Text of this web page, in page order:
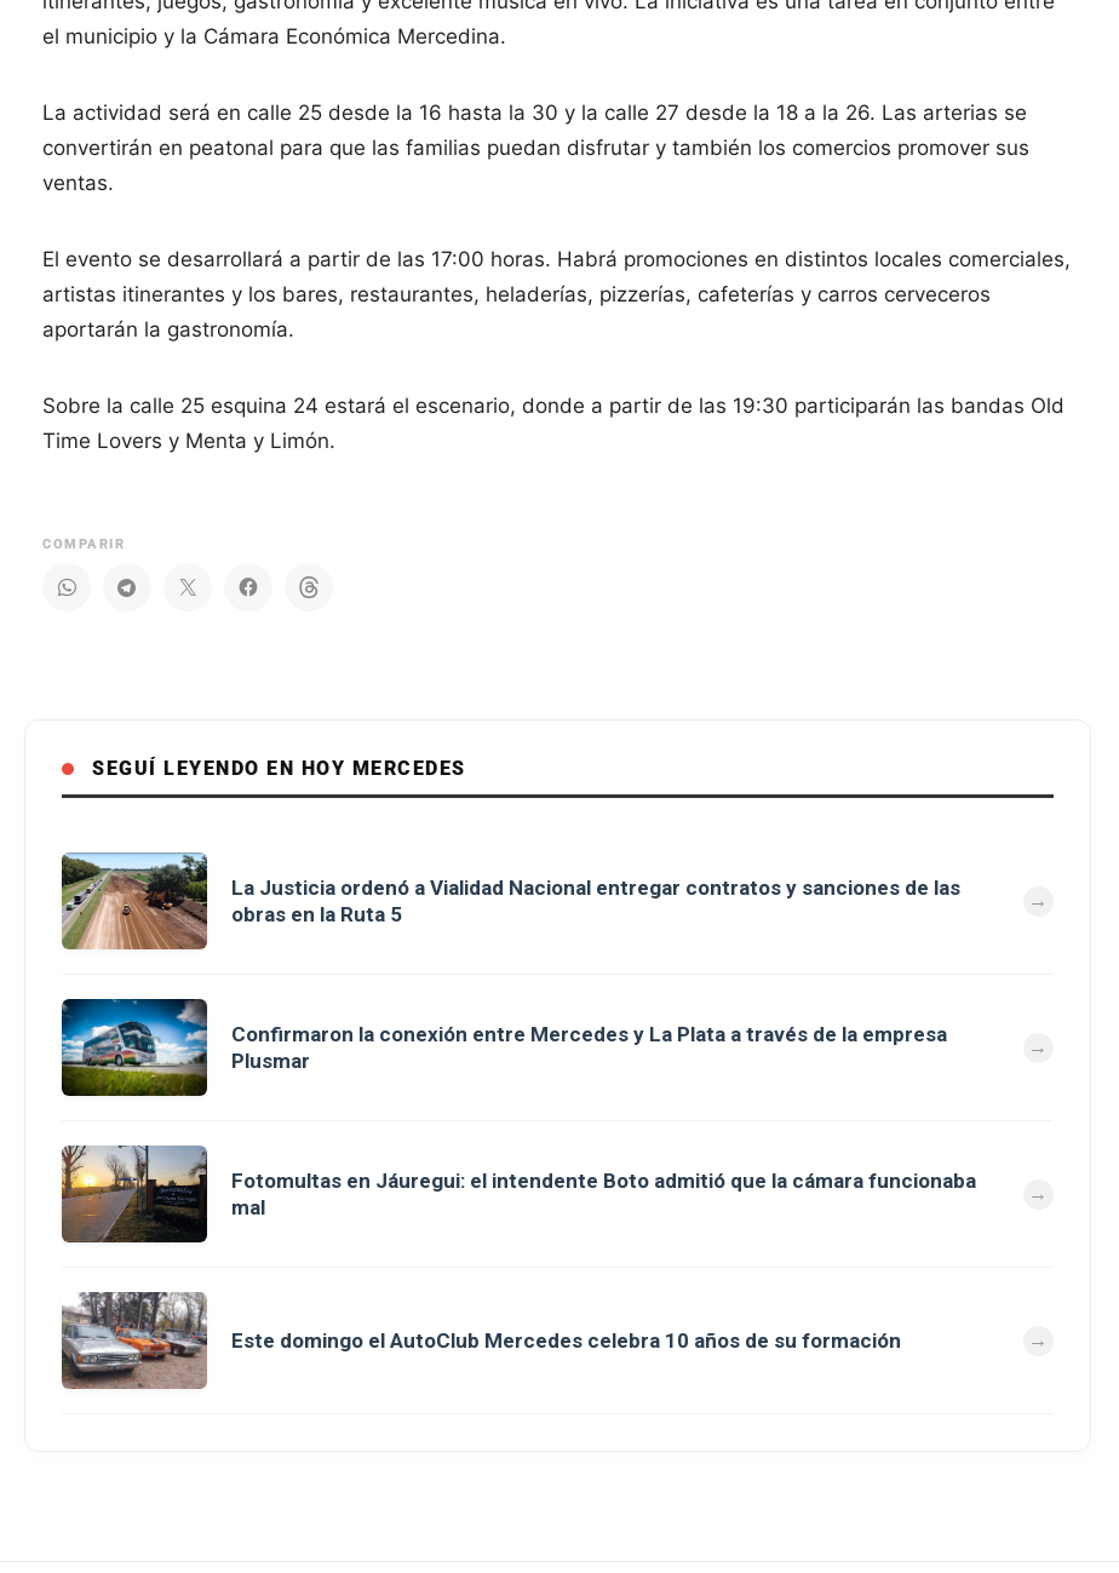
el municipio y la Cámara Económica Mercedina.
La actividad será en calle 25 desde la 16 hasta la 30 y la calle 27 desde la 18 a la 26. Las arterias se
convertirán en peatonal para que las familias puedan disfrutar y también los comercios promover sus
ventas.
El evento se desarrollará a partir de las 17:00 horas. Habrá promociones en distintos locales comerciales,
artistas itinerantes y los bares, restaurantes, heladerías, pizzerías, cafeterías y carros cerveceros
aportarán la gastronomía.
Sobre la calle 25 esquina 24 estará el escenario, donde a partir de las 19:30 participarán las bandas Old
Time Lovers y Menta y Limón.
COMPARIR
SEGUÍ LEYENDO EN HOY MERCEDES
La Justicia ordenó a Vialidad Nacional entregar contratos y sanciones de las
obras en la Ruta 5
Confirmaron la conexión entre Mercedes y La Plata a través de la empresa
Plusmar
Fotomultas en Jáuregui: el intendente Boto admitió que la cámara funcionaba
mal
Este domingo el AutoClub Mercedes celebra 10 años de su formación